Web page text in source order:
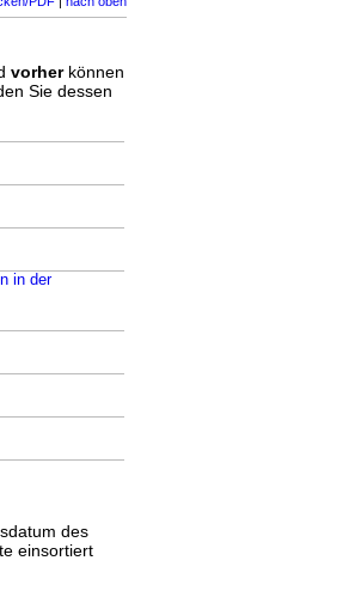
vorherkönnen
Sie dessen
in der
des
einsortiert